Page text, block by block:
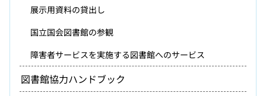
展示用資料の貸出し
国立国会図書館の参観
障害者サービスを実施する図書館へのサービス
図書館協力ハンドブック